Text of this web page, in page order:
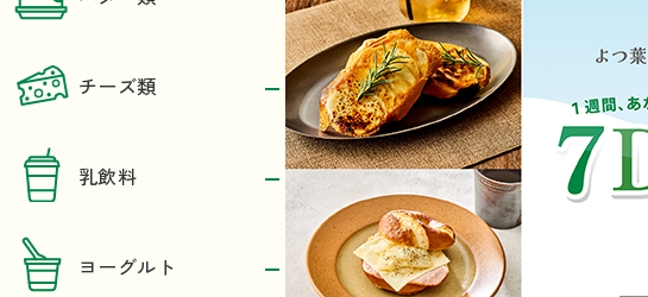
チーズ類
乳飲料
ヨーグルト